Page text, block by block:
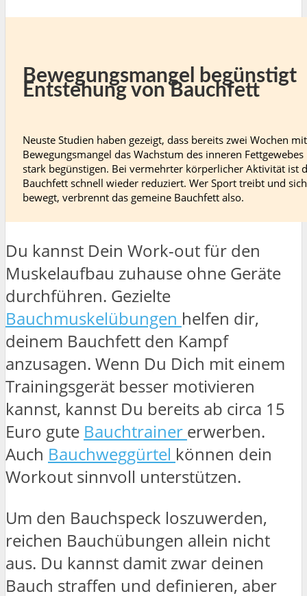
Bewegungsmangel begünstigt
Entstehung von Bauchfett
Neuste Studien haben gezeigt, dass bereits zwei Wochen mit
Bewegungsmangel das Wachstum des inneren Fettgewebes
stark begünstigen. Bei vermehrter körperlicher Aktivität ist
Bauchfett schnell wieder reduziert. Wer Sport treibt und sich
bewegt, verbrennt das gemeine Bauchfett also.
Du kannst Dein Work-out für den
Muskelaufbau zuhause ohne Geräte
durchführen. Gezielte
Bauchmuskelübungen helfen dir,
deinem Bauchfett den Kampf
anzusagen. Wenn Du Dich mit einem
Trainingsgerät besser motivieren
kannst, kannst Du bereits ab circa 15
Euro gute Bauchtrainer erwerben.
Auch Bauchweggürtel können dein
Workout sinnvoll unterstützen.
Um den Bauchspeck loszuwerden,
reichen Bauchübungen allein nicht
aus. Du kannst damit zwar deinen
Bauch straffen und definieren, aber